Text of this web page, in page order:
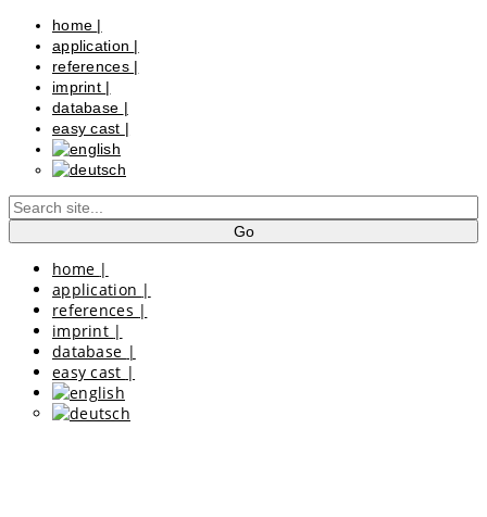
home |
application |
references |
imprint |
database |
easy cast |
home |
application |
references |
imprint |
database |
easy cast |